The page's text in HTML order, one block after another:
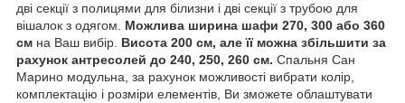
дві секції з полицями для білизни і дві секції з трубою для
вішалок з одягом. Можлива ширина шафи 270, 300 або 360
см на Ваш вибір. Висота 200 см, але її можна збільшити за
рахунок антресолей до 240, 250, 260 см. Спальня Сан
Марино модульна, за рахунок можливості вибрати колір,
комплектацію і розміри елементів, Ви зможете облаштувати